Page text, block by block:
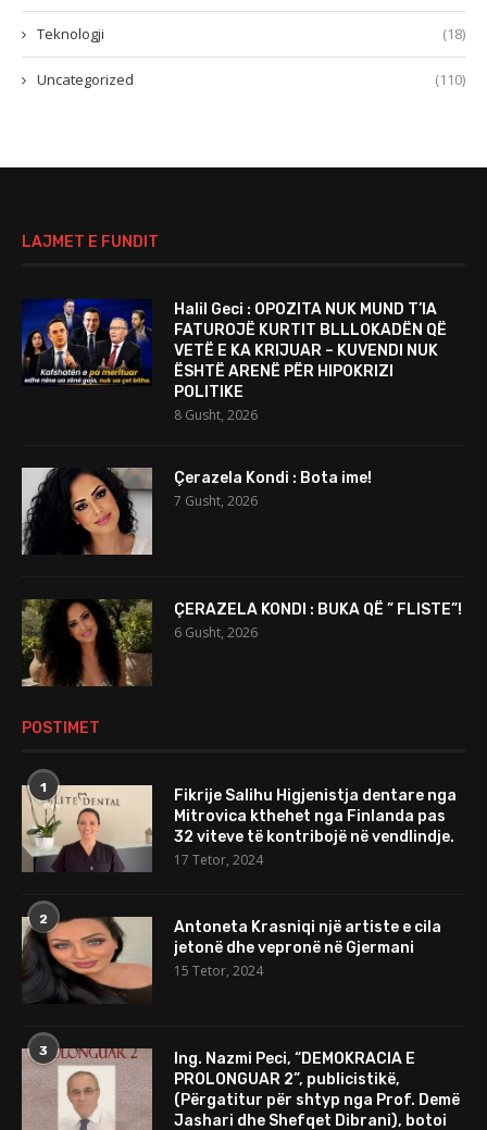
Teknologji (18)
Uncategorized (110)
LAJMET E FUNDIT
Halil Geci : OPOZITA NUK MUND T’IA
FATUROJË KURTIT BLLLOKADËN QË
VETË E KA KRIJUAR – KUVENDI NUK
ËSHTË ARENË PËR HIPOKRIZI
POLITIKE
8 Gusht, 2026
Çerazela Kondi : Bota ime!
7 Gusht, 2026
ÇERAZELA KONDI : BUKA QË ” FLISTE”!
6 Gusht, 2026
POSTIMET
1
Fikrije Salihu Higjenistja dentare nga
Mitrovica kthehet nga Finlanda pas
32 viteve të kontribojë në vendlindje.
17 Tetor, 2024
2
Antoneta Krasniqi një artiste e cila
jetonë dhe vepronë në Gjermani
15 Tetor, 2024
3
Ing. Nazmi Peci, “DEMOKRACIA E
PROLONGUAR 2”, publicistikë,
(Përgatitur për shtyp nga Prof. Demë
Jashari dhe Shefqet Dibrani), botoi